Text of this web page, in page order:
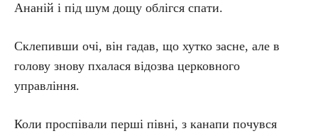
Ананій і під шум дощу облігся спати.
Склепивши очі, він гадав, що хутко засне, але в
голову знову пхалася відозва церковного
управління.
Коли проспівали перші півні, з канапи почувся